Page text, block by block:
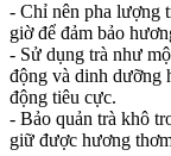
- Chỉ nên pha lượng
giờ để đảm bảo
- Sử dụng trà như
động và dinh dưỡng
động tiêu cực.
- Bảo quản trà khô
giữ được hương